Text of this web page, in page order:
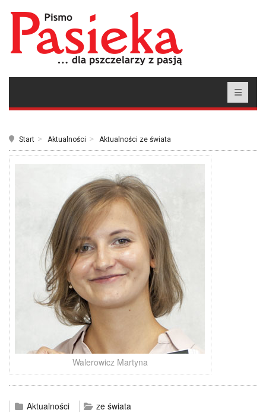
Start Aktualności Aktualności ze świata
Walerowicz Martyna
Aktualności
ze świata